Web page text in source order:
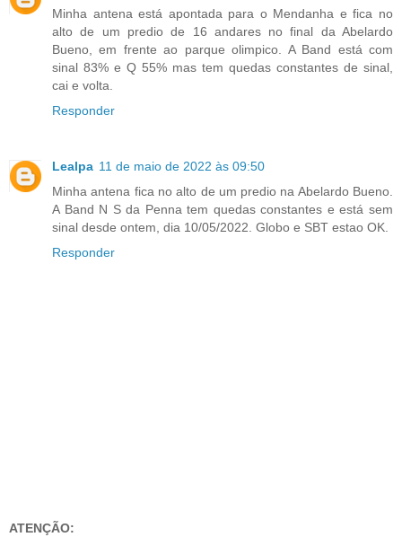
Minha antena está apontada para o Mendanha e fica no
alto de um predio de 16 andares no final da Abelardo
Bueno, em frente ao parque olimpico. A Band está com
sinal 83% e Q 55% mas tem quedas constantes de sinal,
cai e volta.
Responder
Lealpa 11 de maio de 2022 às 09:50
Minha antena fica no alto de um predio na Abelardo Bueno.
A Band N S da Penna tem quedas constantes e está sem
sinal desde ontem, dia 10/05/2022. Globo e SBT estao OK.
Responder
ATENÇÃO: